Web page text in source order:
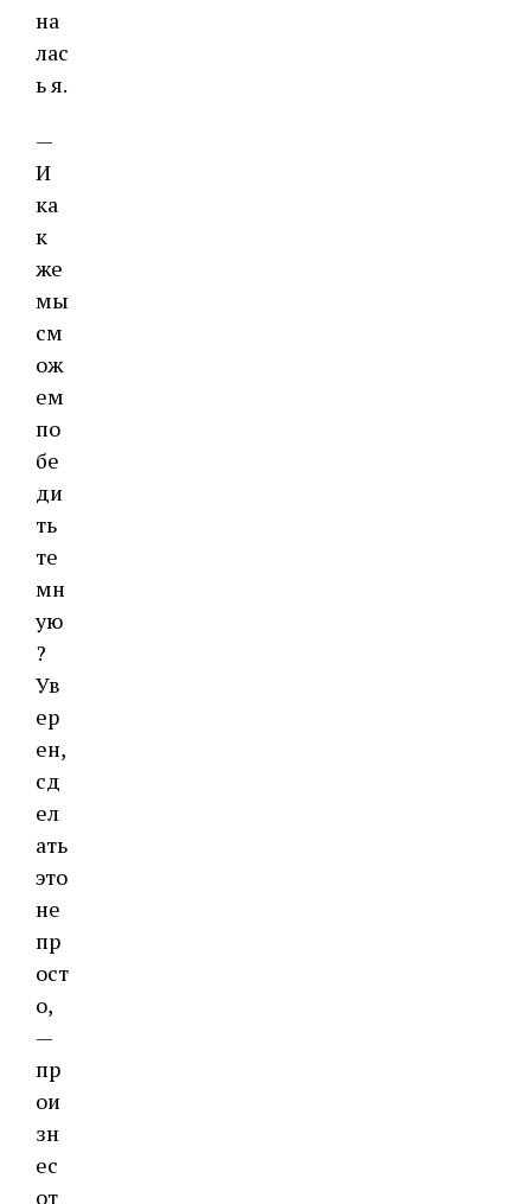
на
лас
ь я.
—
И
ка
к
же
мы
см
ож
ем
по
бе
ди
ть
те
мн
ую
?
Ув
ер
ен,
сд
ел
ать
это
не
пр
ост
о,
—
пр
ои
зн
ес
от